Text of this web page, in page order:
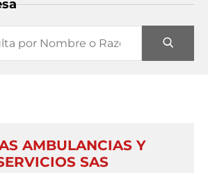
AMBULANCIAS Y
SAS